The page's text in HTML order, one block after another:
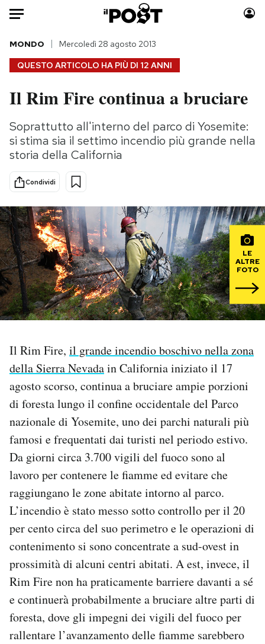
Auto
HOME
Italia
Politica
Tecnologia
Scienza
Economia
Sport
Moda
Consumismi
Storie/Idee
Altrecose
Mondiali calcio 2026
PODCAST
I MIEI PREFERITI
SHOP
CALENDARIO
AREA PERSONALE
Area Personale
Newsletter
Notifiche mobile
Hai bisogno di aiuto?
Esci
QUESTO ARTICOLO HA PIÙ DI 12 ANNI
MONDO Mercoledì 28 agosto 2013
Il Rim Fire continua a bruciare
Soprattutto all'interno del parco di Yosemite:
si stima sia il settimo incendio più grande nella
storia della California
Condividi
LE
ALTRE
FOTO
Il Rim Fire, il grande incendio boschivo nella zona
della Sierra Nevadain California iniziato il 17
agosto scorso, continua a bruciare ampie porzioni
di foresta lungo il confine occidentale del Parco
nazionale di Yosemite, uno dei parchi naturali più
famosi e frequentati dai turisti nel periodo estivo.
Da giorni circa 3.700 vigili del fuoco sono al
lavoro per contenere le fiamme ed evitare che
raggiungano le zone abitate intorno al parco.
L’incendio è stato messo sotto controllo per il 20
per cento circa del suo perimetro e le operazioni di
contenimento si sono concentrate a sud-ovest in
prossimità di alcuni centri abitati. A est, invece, il
Rim Fire non ha praticamente barriere davanti a sé
e continuerà probabilmente a bruciare altre parti di
foresta, dove gli impegni dei vigili del fuoco per
rallentare l’avanzamento delle fiamme sarebbero